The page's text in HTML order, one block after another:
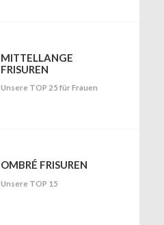
MITTELLANGE
FRISUREN
Unsere TOP 25 für Frauen
OMBRÉ FRISUREN
Unsere TOP 15